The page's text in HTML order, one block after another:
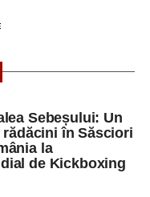
Sebeșului: Un
în Săsciori
la
de Kickboxing